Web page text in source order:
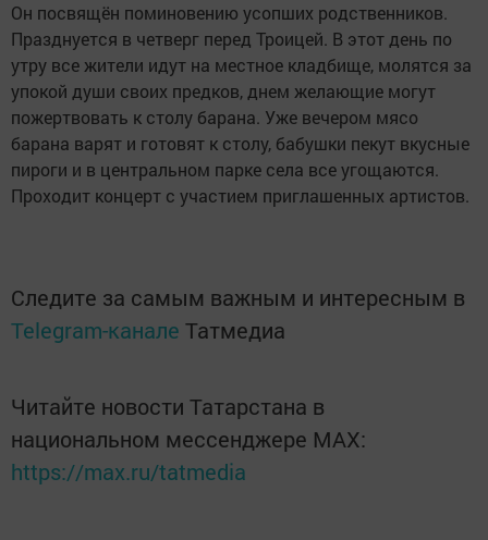
Он посвящён поминовению усопших родственников.
Празднуется в четверг перед Троицей. В этот день по
утру все жители идут на местное кладбище, молятся за
упокой души своих предков, днем желающие могут
пожертвовать к столу барана. Уже вечером мясо
барана варят и готовят к столу, бабушки пекут вкусные
пироги и в центральном парке села все угощаются.
Проходит концерт с участием приглашенных артистов.
Следите за самым важным и интересным в
Telegram-канале Татмедиа
Читайте новости Татарстана в
национальном мессенджере MАХ:
https://max.ru/tatmedia